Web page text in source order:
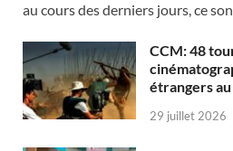
au cours des derniers jours, ce
CCM: 48
étrangers
29 juillet 2026